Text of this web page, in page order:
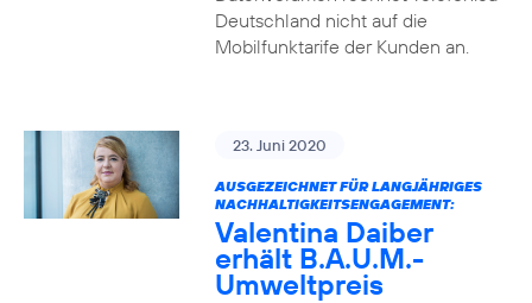
Deutschland nicht auf die
Mobilfunktarife der Kunden an.
23. Juni 2020
AUSGEZEICHNET FÜR LANGJÄHRIGES
NACHHALTIGKEITSENGAGEMENT:
Valentina Daiber
erhält B.A.U.M.-
Umweltpreis